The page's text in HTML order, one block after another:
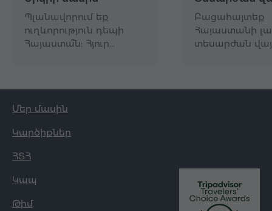
Պլանավորում եք
ուղևորություն դեպի
Հայաստա՞ն: Հյուր…
Բացահայտեք
Հայաստանի
տեսարժան
Մեր մասին
Կարծիքներ
ՀՏՀ
Կապ
Թիմ